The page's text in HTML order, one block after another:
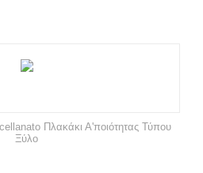
Πλακάκι Α'ποιότητας Τύπου
Ξύλο